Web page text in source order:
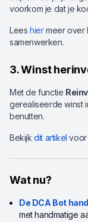
voorkom je dat je
Lees hiermeer over
samenwerken.
3. Winst
Met de functie
gerealiseerde winst
benutten.
Bekijk dit artikel voor
Wat nu?
De DCA Bot
met handmatige